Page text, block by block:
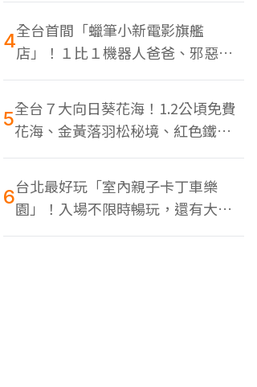
4全台首間「蠟筆小新電影旗艦
店」！１比１機器人爸爸、邪惡正
男，百款周邊買翻
5全台７大向日葵花海！1.2公頃免費
花海、金黃落羽松秘境、紅色鐵橋
同框
6台北最好玩「室內親子卡丁車樂
園」！入場不限時暢玩，還有大螢
幕Switch遊戲區